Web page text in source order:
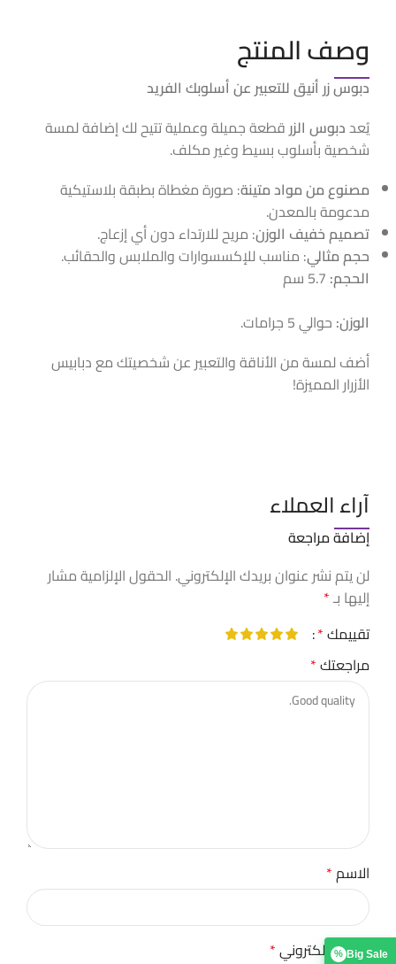
وصف المنتج
دبوس زر أنيق للتعبير عن أسلوبك الفريد
يُعددبوس الزرقطعة جميلة وعملية تتيح لك إضافة لمسة
شخصية بأسلوب بسيط وغير مكلف.
مصنوع من مواد متينة: صورة مغطاة بطبقة بلاستيكية
مدعومة بالمعدن.
تصميم خفيف الوزن: مريح للارتداء دون أي إزعاج.
حجم مثالي: مناسب للإكسسوارات والملابس والحقائب.
الحجم:
الوزن: حوالي 5 جرامات.
أضف لمسة من الأناقة والتعبير عن شخصيتك مع دبابيس
الأزرار المميزة!
آراء العملاء
إضافة مراجعة
لن يتم نشر عنوان بريدك الإلكتروني. الحقول الإلزامية مشار
إليها بـ*
تقييمك*
مراجعتك*
الاسم*
البريد الإلكتروني* % Big Sale